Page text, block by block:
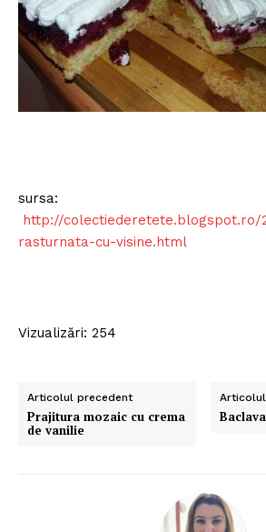
sursa:
http://colectiederetete.blogspot.ro/
rasturnata-cu-visine.html
Vizualizări: 254
Articolul precedent
Prajitura mozaic cu crema
de vanilie
Baclava